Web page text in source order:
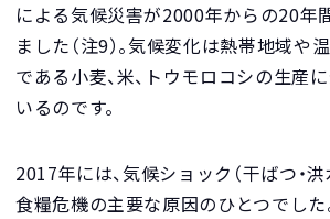
による気候災害が2000年からの20年
ました（注9）。気候変化は熱帯地域や
である小麦、米、トウモロコシの生産
いるのです。
2017年には、気候ショック（干ばつ・洪
食糧危機の主要な原因のひとつでした